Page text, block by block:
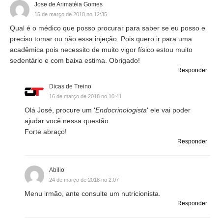
Jose de Arimatéia Gomes
15 de março de 2018 no 12:35
Qual é o médico que posso procurar para saber se eu posso e
preciso tomar ou não essa injeção. Pois quero ir para uma
acadêmica pois necessito de muito vigor físico estou muito
sedentário e com baixa estima. Obrigado!
Responder
Dicas de Treino
16 de março de 2018 no 10:41
Olá José, procure um 'Endocrinologista' ele vai poder
ajudar você nessa questão.
Forte abraço!
Responder
Abilio
24 de março de 2018 no 2:07
Menu irmão, ante consulte um nutricionista.
Responder